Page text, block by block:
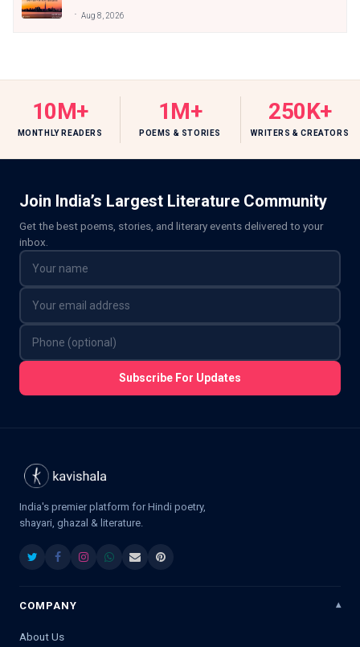
Aug 8, 2026
10M+
MONTHLY READERS
1M+
POEMS & STORIES
250K+
WRITERS & CREATORS
Join India’s Largest Literature Community
Get the best poems, stories, and literary events delivered to your
inbox.
Subscribe For Updates
India's premier platform for Hindi poetry,
shayari, ghazal & literature.
COMPANY
About Us